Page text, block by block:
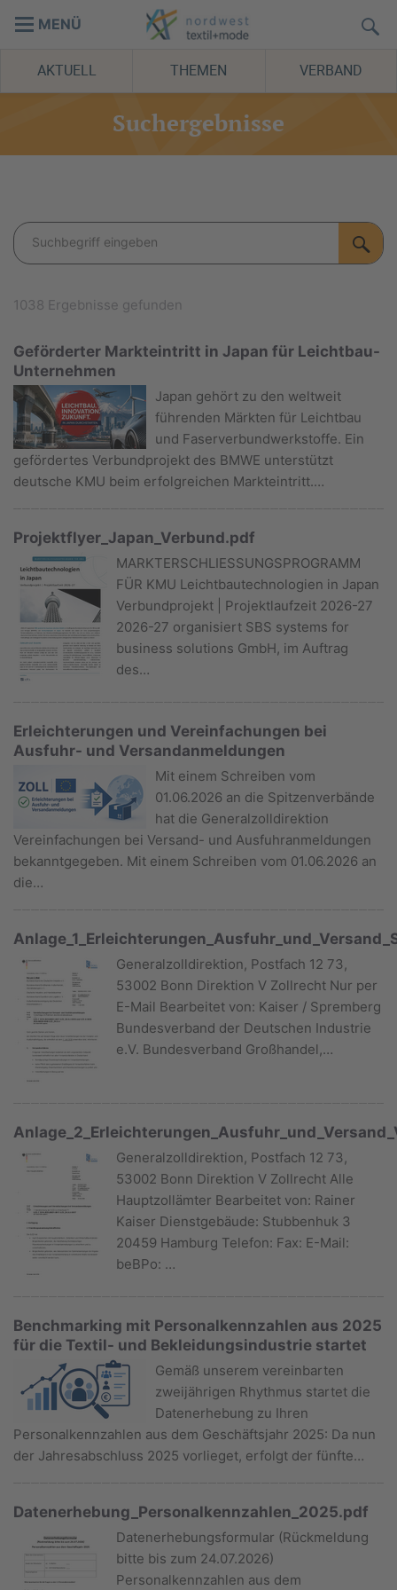
MENÜ
AKTUELL THEMEN VERBAND
Suchergebnisse
1038 Ergebnisse gefunden
Geförderter Markteintritt in Japan für Leichtbau-
Unternehmen
Japan gehört zu den weltweit
führenden Märkten für Leichtbau
und Faserverbundwerkstoffe. Ein
gefördertes Verbundprojekt des BMWE unterstützt
deutsche KMU beim erfolgreichen Markteintritt.…
Projektflyer_Japan_Verbund.pdf
MARKTERSCHLIESSUNGSPROGRAMM
FÜR KMU Leichtbautechnologien in Japan
Verbundprojekt | Projektlaufzeit 2026-27
2026-27 organisiert SBS systems for
business solutions GmbH, im Auftrag
des…
Erleichterungen und Vereinfachungen bei
Ausfuhr- und Versandanmeldungen
Mit einem Schreiben vom
01.06.2026 an die Spitzenverbände
hat die Generalzolldirektion
Vereinfachungen bei Versand- und Ausfuhranmeldungen
bekanntgegeben. Mit einem Schreiben vom 01.06.2026 an
die…
Generalzolldirektion, Postfach 12 73,
53002 Bonn Direktion V Zollrecht Nur per
E-Mail Bearbeitet von: Kaiser / Spremberg
Bundesverband der Deutschen Industrie
e.V. Bundesverband Großhandel,…
Generalzolldirektion, Postfach 12 73,
53002 Bonn Direktion V Zollrecht Alle
Hauptzollämter Bearbeitet von: Rainer
Kaiser Dienstgebäude: Stubbenhuk 3
20459 Hamburg Telefon: Fax: E-Mail:
beBPo: …
Benchmarking mit Personalkennzahlen aus 2025
für die Textil- und Bekleidungsindustrie startet
Gemäß unserem vereinbarten
zweijährigen Rhythmus startet die
Datenerhebung zu Ihren
Personalkennzahlen aus dem Geschäftsjahr 2025: Da nun
der Jahresabschluss 2025 vorlieget, erfolgt der fünfte…
Datenerhebung_Personalkennzahlen_2025.pdf
Datenerhebungsformular (Rückmeldung
bitte bis zum 24.07.2026)
Personalkennzahlen aus dem